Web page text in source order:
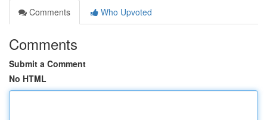
Comments
Who Upvoted
Comments
Submit a Comment
No HTML